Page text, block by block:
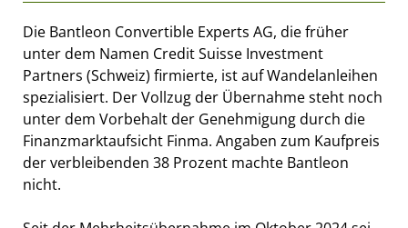
Die Bantleon Convertible Experts AG, die früher
unter dem Namen Credit Suisse Investment
Partners (Schweiz) firmierte, ist auf Wandelanleihen
spezialisiert. Der Vollzug der Übernahme steht noch
unter dem Vorbehalt der Genehmigung durch die
Finanzmarktaufsicht Finma. Angaben zum Kaufpreis
der verbleibenden 38 Prozent machte Bantleon
nicht.